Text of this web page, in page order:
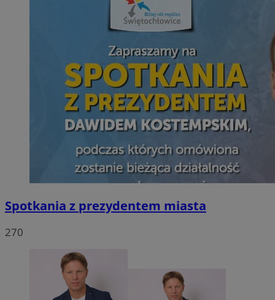
Spotkania z prezydentem miasta
270